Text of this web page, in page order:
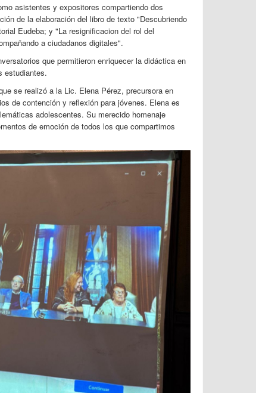
asistentes y expositores compartiendo dos
de la elaboración del libro de texto "Descubriendo
Eudeba; y "La resignificacion del rol del
a ciudadanos digitales".
que permitieron enriquecer la didáctica en
estudiantes.
se realizó a la Lic. Elena Pérez, precursora en
de contención y reflexión para jóvenes. Elena es
adolescentes. Su merecido homenaje
de emoción de todos los que compartimos